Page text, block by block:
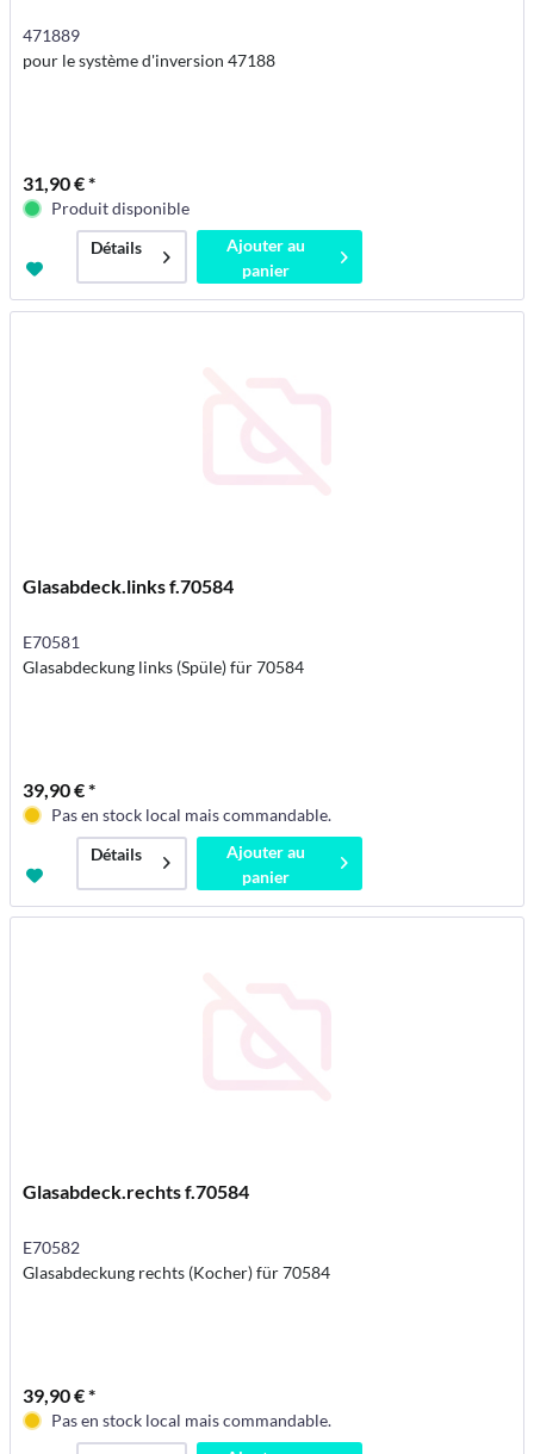
471889
pour le système d'inversion 47188
31,90 € *
Produit disponible
Détails
Ajouter au
panier
Glasabdeck.links f.70584
E70581
Glasabdeckung links (Spüle) für 70584
39,90 € *
Pas en stock local mais commandable.
Détails
Ajouter au
panier
Glasabdeck.rechts f.70584
E70582
Glasabdeckung rechts (Kocher) für 70584
39,90 € *
Pas en stock local mais commandable.